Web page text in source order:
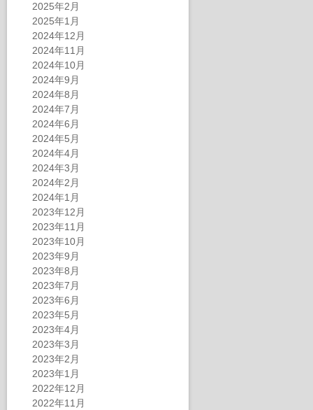
2025年2月
2025年1月
2024年12月
2024年11月
2024年10月
2024年9月
2024年8月
2024年7月
2024年6月
2024年5月
2024年4月
2024年3月
2024年2月
2024年1月
2023年12月
2023年11月
2023年10月
2023年9月
2023年8月
2023年7月
2023年6月
2023年5月
2023年4月
2023年3月
2023年2月
2023年1月
2022年12月
2022年11月